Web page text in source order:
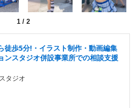
1 / 2
徒歩5分!・イラスト制作・動画編集
ンスタジオ併設事業所での相談支援
タジオ